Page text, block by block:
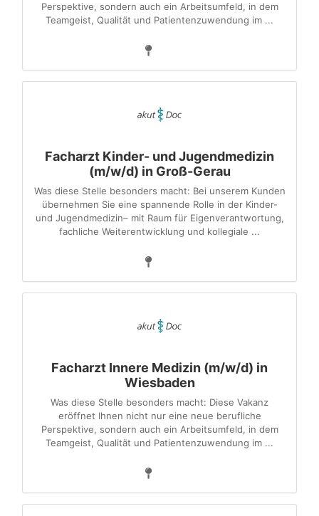
Perspektive, sondern auch ein Arbeitsumfeld, in dem
Teamgeist, Qualität und Patientenzuwendung im ...
Facharzt Kinder- und Jugendmedizin
(m/w/d) in Groß-Gerau
Was diese Stelle besonders macht: Bei unserem Kunden
übernehmen Sie eine spannende Rolle in der Kinder-
und Jugendmedizin– mit Raum für Eigenverantwortung,
fachliche Weiterentwicklung und kollegiale ...
Facharzt Innere Medizin (m/w/d) in
Wiesbaden
Was diese Stelle besonders macht: Diese Vakanz
eröffnet Ihnen nicht nur eine neue berufliche
Perspektive, sondern auch ein Arbeitsumfeld, in dem
Teamgeist, Qualität und Patientenzuwendung im ...